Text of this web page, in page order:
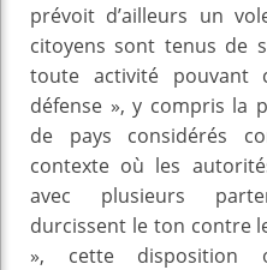
prévoit d’ailleurs un
citoyens sont tenus de
toute activité pouvant
défense », y compris la
de pays considérés
contexte où les
avec plusieurs
durcissent le ton contre
», cette